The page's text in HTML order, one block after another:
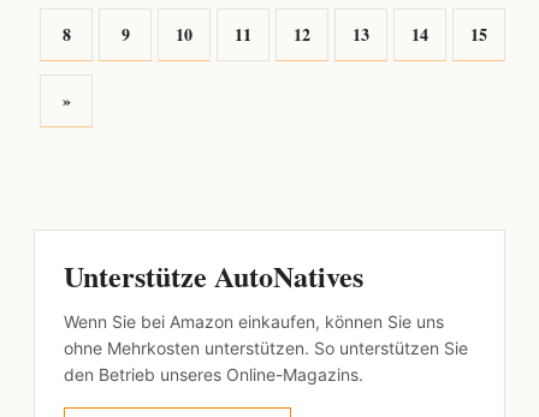
8 9 10 11 12 13 14 15
»
Unterstütze AutoNatives
Wenn Sie bei Amazon einkaufen, können Sie uns
ohne Mehrkosten unterstützen. So unterstützen Sie
den Betrieb unseres Online-Magazins.